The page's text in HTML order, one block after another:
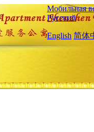
Мобильная
Русский
English 简体